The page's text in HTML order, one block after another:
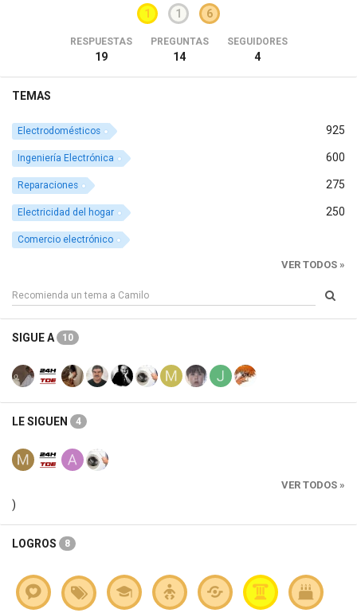
1 1 6
RESPUESTAS
19
PREGUNTAS
14
SEGUIDORES
4
TEMAS
925
Electrodomésticos
600
Ingeniería Electrónica
275
Reparaciones
250
Electricidad del hogar
Comercio electrónico
VER TODOS »
SIGUE A 10
LE SIGUEN 4
VER TODOS »
)
LOGROS 8